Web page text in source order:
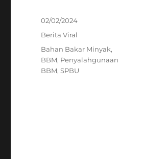
Posted
02/02/2024
Categories
Berita Viral
Tags
Bahan Bakar Minyak,
BBM, Penyalahgunaan
BBM,SPBU